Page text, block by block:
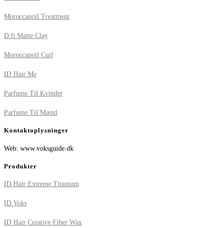
Moroccanoil Treatment
D:fi Matte Clay
Moroccanoil Curl
ID Hair Me
Parfume Til Kvinder
Parfume Til Mænd
Kontaktoplysninger
Web: www.voksguide.dk
Produkter
ID Hair Extreme Titanium
ID Voks
ID Hair Creative Fiber Wax